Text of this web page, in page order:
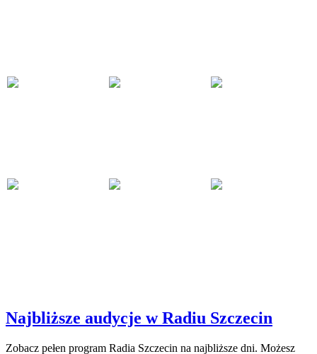
Najbliższe audycje w Radiu Szczecin
Zobacz pełen program Radia Szczecin na najbliższe dni. Możesz